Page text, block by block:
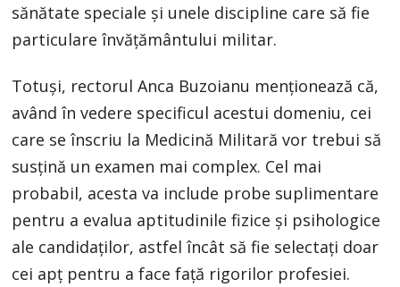
sănătate speciale și unele discipline care să fie
particulare învățământului militar.
Totuși, rectorul Anca Buzoianu menționează că,
având în vedere specificul acestui domeniu, cei
care se înscriu la Medicină Militară vor trebui să
susțină un examen mai complex. Cel mai
probabil, acesta va include probe suplimentare
pentru a evalua aptitudinile fizice și psihologice
ale candidaților, astfel încât să fie selectați doar
cei apț pentru a face față rigorilor profesiei.